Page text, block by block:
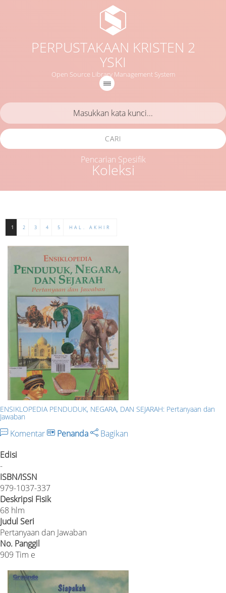
PERPUSTAKAAN KRISTEN 2
YSKI
Open Source Library Management System
Koleksi
CARI
Pencarian Spesifik
1 2 3 4 5 HAL. AKHIR
ENSIKLOPEDIA PENDUDUK, NEGARA, DAN SEJARAH: Pertanyaan dan
Jawaban
Komentar Penanda
Bagikan
Edisi
-
ISBN/ISSN
979-1037-337
Deskripsi Fisik
68 hlm
Judul Seri
Pertanyaan dan Jawaban
No. Panggil
909 Tim e